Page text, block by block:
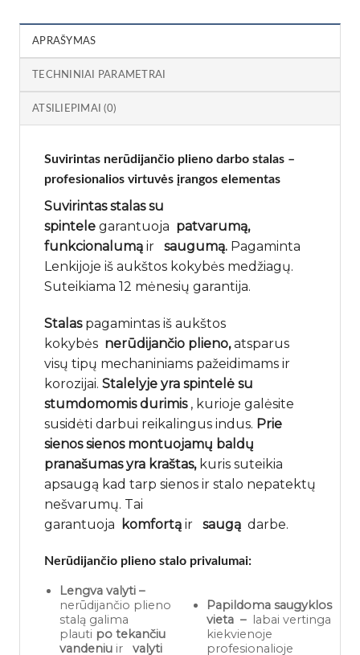
APRAŠYMAS
TECHNINIAI PARAMETRAI
ATSILIEPIMAI (0)
Suvirintas nerūdijančio plieno darbo stalas –
profesionalios virtuvės įrangos elementas
Suvirintas stalas su
spintele garantuoja patvarumą,
funkcionalumą ir saugumą. Pagaminta
Lenkijoje iš aukštos kokybės medžiagų.
Suteikiama 12 mėnesių garantija.
Stalaspagamintas iš aukštos
kokybės nerūdijančio plieno,atsparus
visų tipų mechaniniams pažeidimams ir
korozijai. Stalelyje yra spintelė su
stumdomomis durimis, kurioje galėsite
susidėti darbui reikalingus indus. Prie
sienossienos montuojamų baldų
pranašumas yra kraštas,kuris suteikia
apsaugą kad tarp sienos ir stalo nepatektų
nešvarumų. Tai
garantuoja
komfortą ir saugą darbe.
Nerūdijančio plieno stalo privalumai:
Lengva valyti –
nerūdijančio plieno
stalą galima
plauti po tekančiu
vandeniuir valyti
Papildoma saugyklos
vieta – labai vertinga
kiekvienoje
profesionalioje